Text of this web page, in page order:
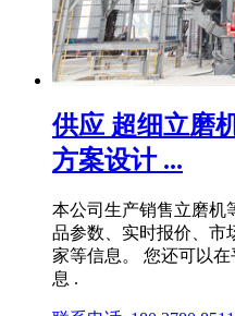
供应 超细立磨
方案设计 ...
本公司生产销售立磨机
品参数、实时报价、市
家等信息。 您还可以
息 .